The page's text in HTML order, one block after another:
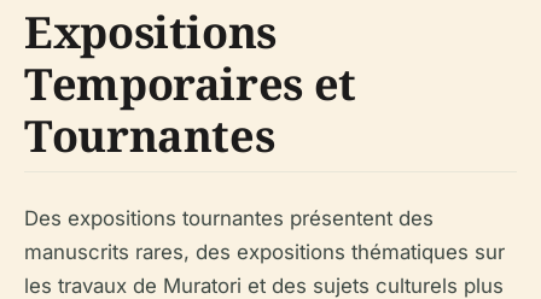
Expositions
Temporaires et
Tournantes
Des expositions tournantes présentent des
manuscrits rares, des expositions thématiques sur
les travaux de Muratori et des sujets culturels plus